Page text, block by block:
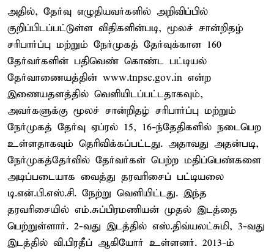
அதில், தேர்வு எழுதியவர்களில் அறிவிப்பில்
குறிப்பிடப்பட்டுள்ள விதிகளின்படி, மூலச் சான்றிதழ்
சரிபார்ப்பு மற்றும் நேர்முகத் தேர்வுக்கான 160
தேர்வர்களின் பதிவெண் கொண்ட பட்டியல்
தேர்வாணையத்தின் www.tnpsc.gov.in என்ற
இணையதளத்தில் வெளியிடப்பட்டதாகவும்,
அவர்களுக்கு மூலச் சான்றிதழ் சரிபார்ப்பு மற்றும்
நேர்முகத் தேர்வு ஏப்ரல் 15, 16-ந்தேதிகளில் நடைபெற
உள்ளதாகவும் தெரிவிக்கப்பட்டது. அதாவது அதன்படி,
நேர்முகத்தேர்வில் தேர்வர்கள் பெற்ற மதிப்பெண்களை
அடிப்படையாக வைத்து தரவரிசைப் பட்டியலை
டி.என்.பி.எஸ்.சி. நேற்று வெளியிட்டது. இந்த
தரவரிசையில் எம்.சுப்பிரமணியன் முதல் இடத்தை
பெற்றுள்ளார். 2-வது இடத்தில் எஸ்.திவ்யலட்சுமி, 3-வது
இடத்தில் வி.பிரதீப் ஆகியோர் உள்ளனர். 2013-ம்